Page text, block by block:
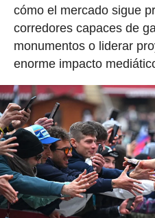
cómo el mercado sigue
corredores capaces de
monumentos o liderar
enorme impacto